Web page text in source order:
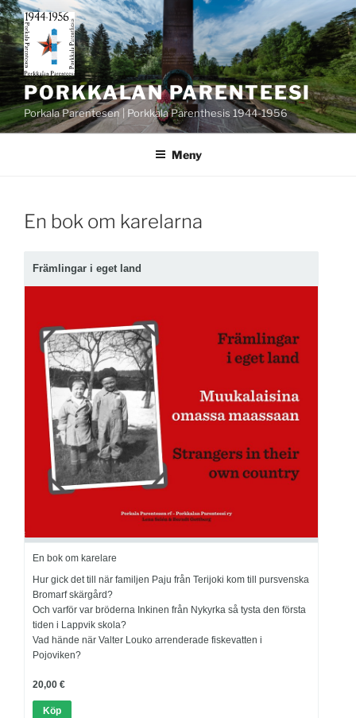
Hoppa
till
innehåll
PORKKALAN PARENTEESI
Porkala Parentesen | Porkkala Parenthesis 1944-1956
Meny
PUBLICERAT
En bok om karelarna
Främlingar i eget land
En bok om karelare
Hur gick det till när familjen Paju från Terijoki kom till pursvenska
Bromarf skärgård?
Och varför var bröderna Inkinen från Nykyrka så tysta den första
tiden i Lappvik skola?
Vad hände när Valter Louko arrenderade fiskevatten i
Pojoviken?
20,00 €
Köp